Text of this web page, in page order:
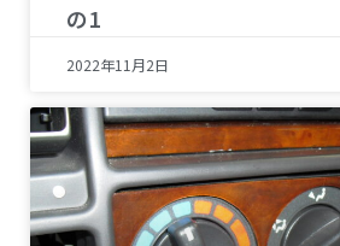
の1
2022年11月2日